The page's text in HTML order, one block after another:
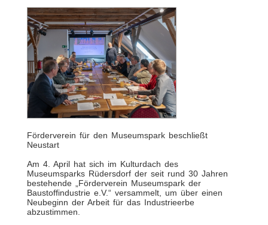
Förderverein für den Museumspark beschließt
Neustart
Am 4. April hat sich im Kulturdach des
Museumsparks Rüdersdorf der seit rund 30 Jahren
bestehende „Förderverein Museumspark der
Baustoffindustrie e.V.“ versammelt, um über einen
Neubeginn der Arbeit für das Industrieerbe
abzustimmen.